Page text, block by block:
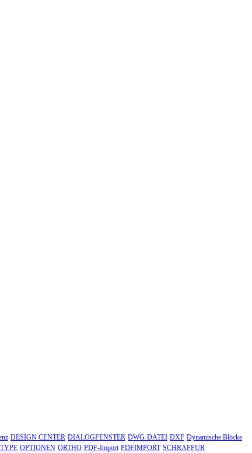
DESIGN CENTER DIALOGFENSTER DWG-DATEI DXF Dynamische Blöcke
OPTIONEN ORTHO PDF-Import PDFIMPORT SCHRAFFUR